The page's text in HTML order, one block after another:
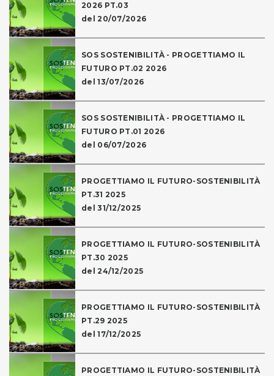
2026 PT.03
del 20/07/2026
SOS SOSTENIBILITÀ - PROGETTIAMO IL
FUTURO PT.02 2026
del 13/07/2026
SOS SOSTENIBILITÀ - PROGETTIAMO IL
FUTURO PT.01 2026
del 06/07/2026
PROGETTIAMO IL FUTURO-SOSTENIBILITÀ
PT.31 2025
del 31/12/2025
PROGETTIAMO IL FUTURO-SOSTENIBILITÀ
PT.30 2025
del 24/12/2025
PROGETTIAMO IL FUTURO-SOSTENIBILITÀ
PT.29 2025
del 17/12/2025
PROGETTIAMO IL FUTURO-SOSTENIBILITÀ